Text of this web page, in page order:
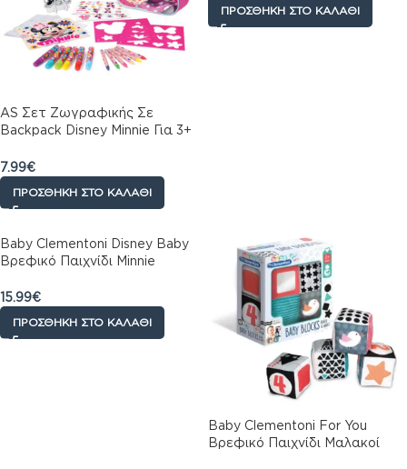
AS Σετ Ζωγραφικής Σε
Backpack Disney Minnie Για 3+
7.99€
ΠΡΟΣΘΉΚΗ ΣΤΟ ΚΑΛΆΘΙ
ΠΡΟΣΘΉΚΗ ΣΤΟ ΚΑΛΆΘΙ
Baby Clementoni Disney Baby
Βρεφικό Παιχνίδι Minnie
6+ Μηνών
15.99€
ΠΡΟΣΘΉΚΗ ΣΤΟ ΚΑΛΆΘΙ
Baby Clementoni For You
Βρεφικό Παιχνίδι Μαλακοί